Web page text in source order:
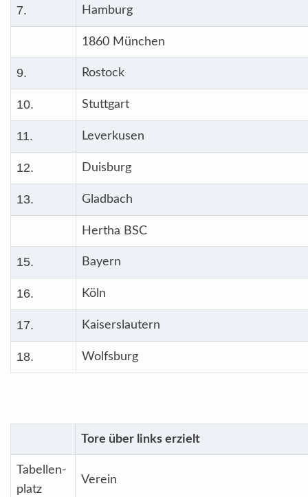
7. Hamburg
1860 München
9. Rostock
10. Stuttgart
11. Leverkusen
12. Duisburg
13. Gladbach
Hertha BSC
15. Bayern
16. Köln
17. Kaiserslautern
18. Wolfsburg
Tore über links erzielt
Tabellen-
platz
Verein